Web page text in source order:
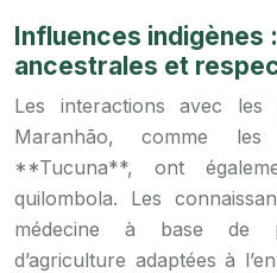
Influences indigènes
ancestrales et
Les interactions avec les
Maranhão, comme
**Tucuna**, ont
quilombola. Les
médecine à base de
d’agriculture adaptées à